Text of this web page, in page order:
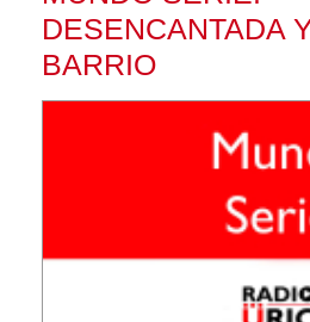
DESENCANTADA
BARRIO